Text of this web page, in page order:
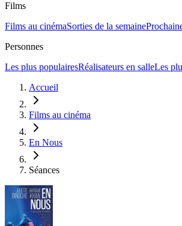
Films
Films au cinémaSorties de la semaine
Personnes
Les plus populairesRéalisateurs en salleLes
Accueil
Films au cinéma
En Nous
Séances